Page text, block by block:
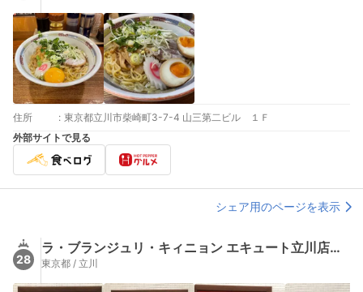
住所 : 東京都立川市柴崎町3-7-4 山三第二ビル １Ｆ
外部サイトで見る
シェア用のページを表示
28
ラ・ブランジュリ・キィニョン エキュート立川店（La boulangerie Quignon）
東京都 / 立川